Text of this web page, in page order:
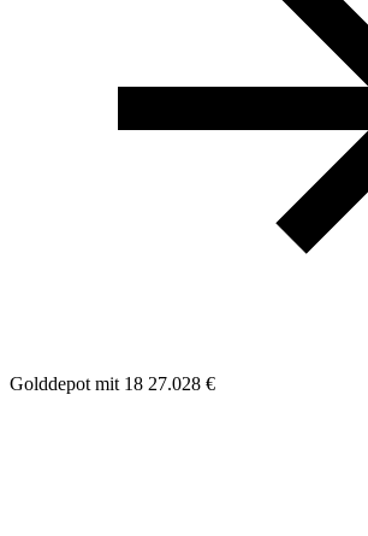
Golddepot mit 18 27.028 €